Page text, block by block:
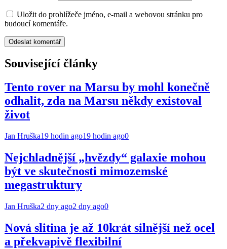
Uložit do prohlížeče jméno, e-mail a webovou stránku pro
budoucí komentáře.
Související články
Tento rover na Marsu by mohl konečně
odhalit, zda na Marsu někdy existoval
život
Jan Hruška19 hodin ago19 hodin ago0
Nejchladnější „hvězdy“ galaxie mohou
být ve skutečnosti mimozemské
megastruktury
Jan Hruška2 dny ago2 dny ago0
Nová slitina je až 10krát silnější než ocel
a překvapivě flexibilní